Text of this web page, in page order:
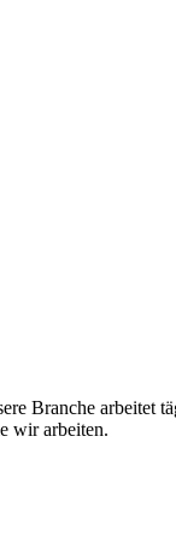
Branche arbeitet
wir arbeiten.